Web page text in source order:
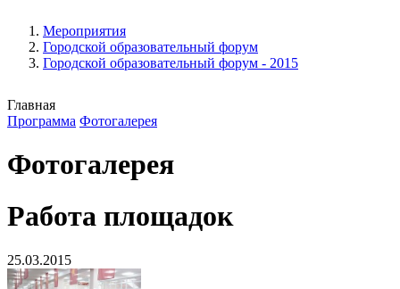
Мероприятия
Городской образовательный форум
Городской образовательный форум - 2015
Главная
Программа Фотогалерея
Фотогалерея
Работа площадок
25.03.2015